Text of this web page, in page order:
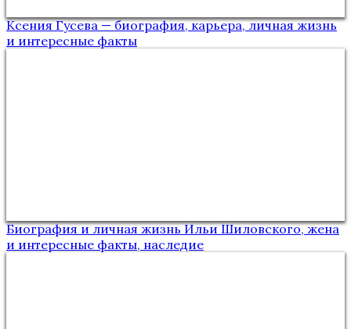
Ксения Гусева — биография, карьера, личная жизнь
и интересные факты
Биография и личная жизнь Ильи Шиловского, жена
и интересные факты, наследие